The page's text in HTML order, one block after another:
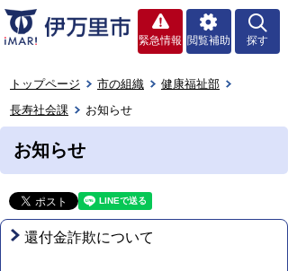
緊急情報 閲覧補助 探す
トップページ 市の組織
健康福祉部
長寿社会課
お知らせ
お知らせ
還付金詐欺について